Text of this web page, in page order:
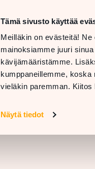
Tämä sivusto käyttää
Meilläkin on evästeitä!
mainoksiamme juuri
kävijämääristämme.
kumppaneillemme,
vieläkin paremman. Kiitos
Näytä tiedot
10 AM –
11 AM
RESTAURANTS